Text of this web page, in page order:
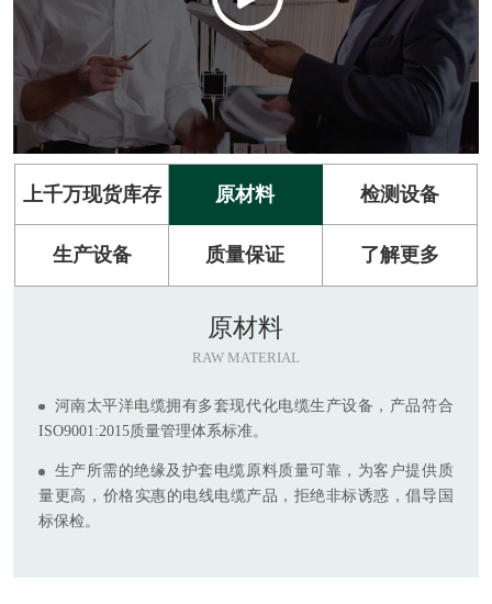
上千万现货库存 原材料 检测设备
生产设备 质量保证 了解更多
原材料
RAW MATERIAL
河南太平洋电缆拥有多套现代化电缆生产设备，产品符合
ISO9001:2015质量管理体系标准。
生产所需的绝缘及护套电缆原料质量可靠，为客户提供质
量更高，价格实惠的电线电缆产品，拒绝非标诱惑，倡导国
标保检。